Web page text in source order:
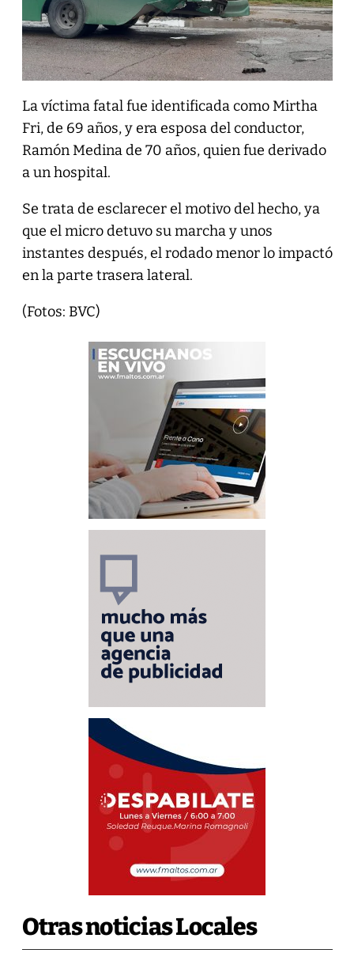
La víctima fatal fue identificada como Mirtha
Fri, de 69 años, y era esposa del conductor,
Ramón Medina de 70 años, quien fue derivado
a un hospital.
Se trata de esclarecer el motivo del hecho, ya
que el micro detuvo su marcha y unos
instantes después, el rodado menor lo impactó
en la parte trasera lateral.
(Fotos: BVC)
Otras noticias Locales